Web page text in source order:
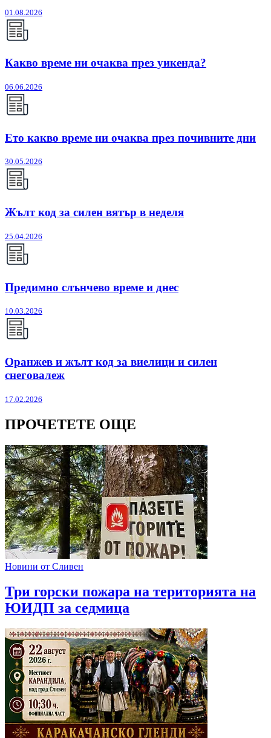
01.08.2026
Какво време ни очаква през уикенда?
06.06.2026
Ето какво време ни очаква през почивните дни
30.05.2026
Жълт код за силен вятър в неделя
25.04.2026
Предимно слънчево време и днес
10.03.2026
Оранжев и жълт код за виелици и силен
снеговалеж
17.02.2026
ПРОЧЕТЕТЕ ОЩЕ
Новини от Сливен
Три горски пожара на територията на
ЮИДП за седмица